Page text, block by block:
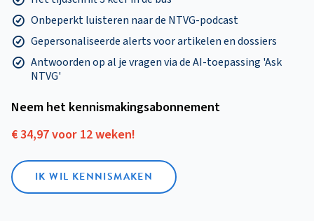
Onbeperkt luisteren naar de NTVG-podcast
Gepersonaliseerde alerts voor artikelen en dossiers
Antwoorden op al je vragen via de AI-toepassing 'Ask
NTVG'
Neem het kennismakings­abonnement
€ 34,97 voor 12 weken!
IK WIL KENNISMAKEN